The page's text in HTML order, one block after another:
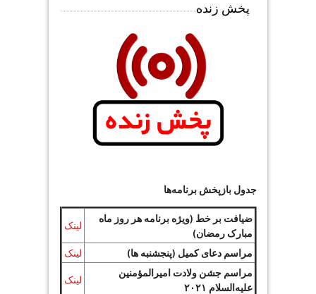
پخش زنده
جدول بازپخش برنامه‌ها
ضیافت بر خط (ویژه برنامه هر روز ماه
مبارک رمضان)
لینک
مراسم دعای کمیل (پنجشنبه ها)
لینک
مراسم جشن ولادت امیرالمؤمنین
علیه‌السلام ۲۰۲۱
لینک